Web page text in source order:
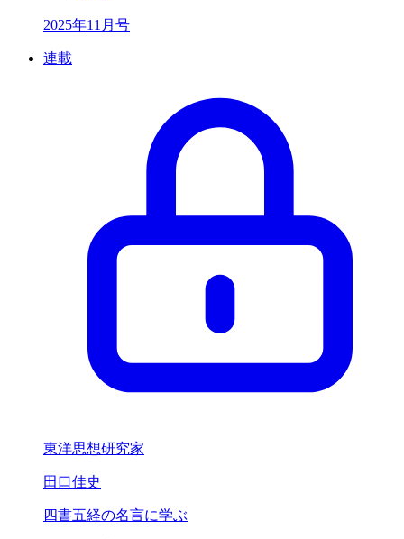
2025年11月号
連載
東洋思想研究家
田口佳史
四書五経の名言に学ぶ